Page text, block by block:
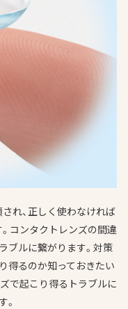
れ、正しく使わなければ
コンタクトレンズの間違
ブルに繋がります。対策
得るのか知っておきたい
で起こり得るトラブルに
。